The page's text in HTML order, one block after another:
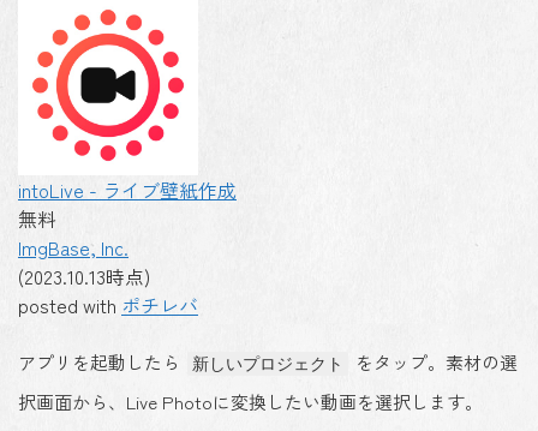
intoLive - ライブ壁紙作成
無料
ImgBase, Inc.
(2023.10.13時点)
posted with ポチレバ
アプリを起動したら 新しいプロジェクト
をタップ。素材の選
択画面から、Live Photoに変換したい動画を選択します。